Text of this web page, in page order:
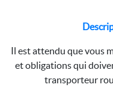
Il est attendu que vous
et obligations qui
transporteur